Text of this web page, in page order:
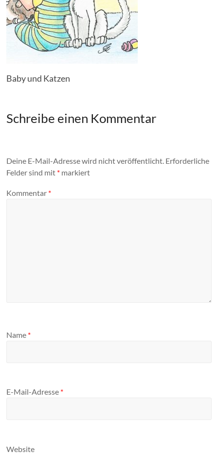
Baby und Katzen
Schreibe einen Kommentar
Deine E-Mail-Adresse wird nicht veröffentlicht. Erforderliche
Felder sind mit * markiert
Kommentar *
Name *
E-Mail-Adresse *
Website